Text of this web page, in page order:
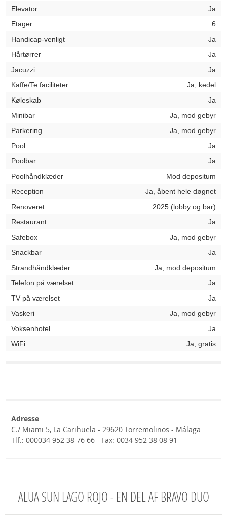
Elevator
Ja
Etager
6
Handicap-venligt
Ja
Hårtørrer
Ja
Jacuzzi
Ja
Kaffe/Te faciliteter
Ja, kedel
Køleskab
Ja
Minibar
Ja, mod gebyr
Parkering
Ja, mod gebyr
Pool
Ja
Poolbar
Ja
Poolhåndklæder
Mod depositum
Reception
Ja, åbent hele døgnet
Renoveret
2025 (lobby og bar)
Restaurant
Ja
Safebox
Ja, mod gebyr
Snackbar
Ja
Strandhåndklæder
Ja, mod depositum
Telefon på værelset
Ja
TV på værelset
Ja
Vaskeri
Ja, mod gebyr
Voksenhotel
Ja
WiFi
Ja, gratis
Adresse
C./ Miami 5, La Carihuela - 29620 Torremolinos - Málaga
Tlf.: 000034 952 38 76 66 - Fax: 0034 952 38 08 91
ALUA SUN LAGO ROJO - EN DEL AF BRAVO DUO